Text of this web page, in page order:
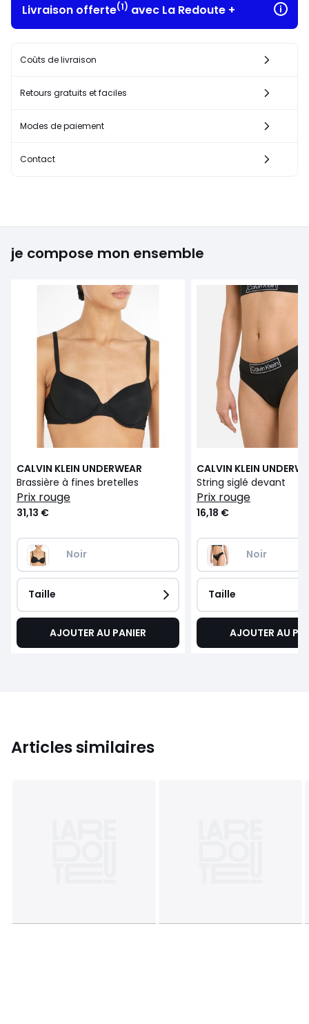
Livraison offerte(1) avec La Redoute +
Coûts de livraison
Retours gratuits et faciles
Modes de paiement
Contact
je compose mon ensemble
CALVIN KLEIN UNDERWEAR
Brassière à fines bretelles
prix rouge
31,13 €
Noir
Taille
AJOUTER AU PANIER
CALVIN KLEIN
String siglé devant
prix rouge
16,18 €
Noir
Taille
AJOUTER AU
Articles similaires